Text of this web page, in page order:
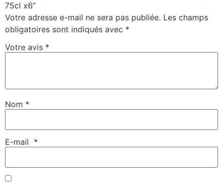
75cl x6”
Votre adresse e-mail ne sera pas publiée. Les champs
obligatoires sont indiqués avec *
Votre avis *
Nom *
E-mail *